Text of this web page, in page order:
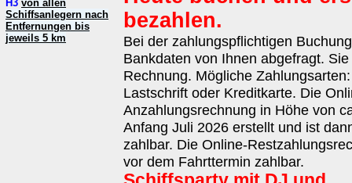
H3 von allen
Schiffsanlegern nach
Entfernungen bis
jeweils 5 km
bezahlen.
Bei der zahlungspflichtigen
Bankdaten von Ihnen abgefragt.
Rechnung. Mögliche
Lastschrift oder Kreditkarte. Die
Anzahlungsrechnung in Höhe von
Anfang Juli 2026 erstellt und ist
zahlbar. Die Online-
vor dem Fahrttermin zahlbar.